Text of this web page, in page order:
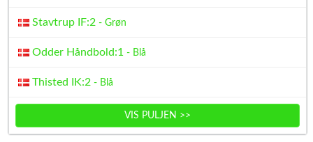
Stavtrup IF:2 - Grøn
Odder Håndbold:1 - Blå
Thisted IK:2 - Blå
VIS PULJEN >>